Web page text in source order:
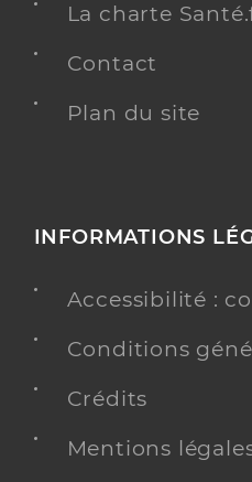
La charte
Contact
Plan du site
INFORMATIONS
Accessibilité :
Conditions
Crédits
Mentions